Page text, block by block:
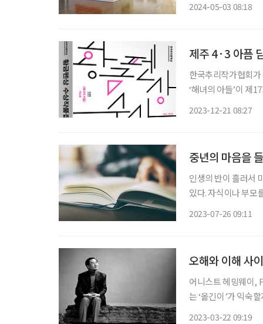
2024-05-03 08:18
제주 4·3 아픔
한국추리작가협회
‘해녀의 아들’이 제17회 황금펜상을 수
2023-12-21 08:27
중년의 마음을
인생의 반이 흘러서
있다. 자식이나 부모
2023-07-26 09:11
오해와 이해 사
어니스트 헤밍웨이,
는 ‘옮긴이’가 익숙
2023-03-22 09:19